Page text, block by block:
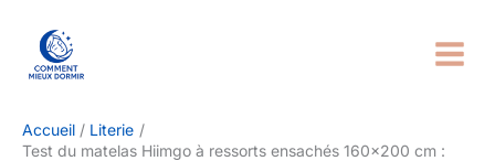
contenu
Accueil
Literie
Test du matelas Hiimgo à ressorts ensachés 160×200 cm :